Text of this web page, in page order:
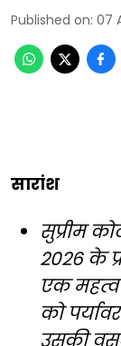
Published on: 07
सारांश
सुप्रीम
2026 के
एक
को
उसकी